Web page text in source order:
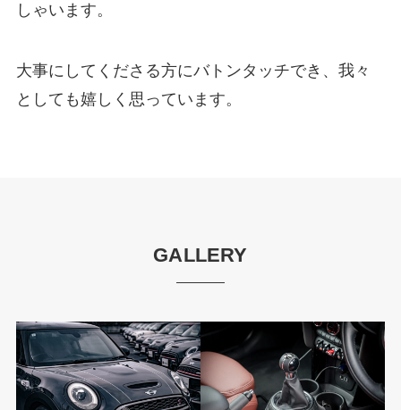
しゃいます。
大事にしてくださる方にバトンタッチでき、我々
としても嬉しく思っています。
GALLERY